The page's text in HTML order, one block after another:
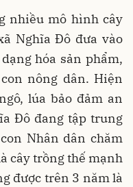
nhiều mô hình cây
Nghĩa Đô đưa vào
hóa sản phẩm,
nông dân. Hiện
lúa bảo đảm an
Đô đang tập trung
Nhân dân chăm
cây trồng thế mạnh
được trên 3 năm là